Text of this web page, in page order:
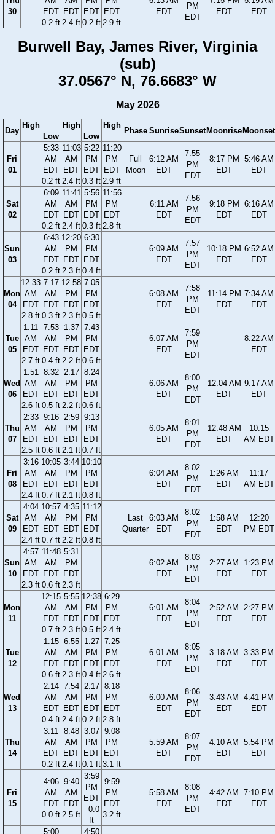
30
EDT
0.2 ft
EDT
2.4 ft
EDT
0.2 ft
EDT
2.9 ft
EDT
PM
EDT
EDT
EDT
Burwell Bay, James River, Virginia
(sub)
37.0567° N, 76.6683° W
May 2026
Day
High
Low
High
Low
High
Phase SunriseSunset Moonrise Moonset
Fri
01
5:33
AM
EDT
0.2 ft
11:03
AM
EDT
2.4 ft
5:22
PM
EDT
0.3 ft
11:20
PM
EDT
2.9 ft
Full
Moon
6:12 AM
EDT
7:55
PM
EDT
8:17 PM
EDT
5:46 AM
EDT
Sat
02
6:09
AM
EDT
0.2 ft
11:41
AM
EDT
2.4 ft
5:56
PM
EDT
0.3 ft
11:56
PM
EDT
2.8 ft
6:11 AM
EDT
7:56
PM
EDT
9:18 PM
EDT
6:16 AM
EDT
Sun
03
6:43
AM
EDT
0.2 ft
12:20
PM
EDT
2.3 ft
6:30
PM
EDT
0.4 ft
6:09 AM
EDT
7:57
PM
EDT
10:18 PM
EDT
6:52 AM
EDT
Mon
04
12:33
AM
EDT
2.8 ft
7:17
AM
EDT
0.3 ft
12:58
PM
EDT
2.3 ft
7:05
PM
EDT
0.5 ft
6:08 AM
EDT
7:58
PM
EDT
11:14 PM
EDT
7:34 AM
EDT
Tue
05
1:11
AM
EDT
2.7 ft
7:53
AM
EDT
0.4 ft
1:37
PM
EDT
2.2 ft
7:43
PM
EDT
0.6 ft
6:07 AM
EDT
7:59
PM
EDT
8:22 AM
EDT
Wed
06
1:51
AM
EDT
2.6 ft
8:32
AM
EDT
0.5 ft
2:17
PM
EDT
2.2 ft
8:24
PM
EDT
0.6 ft
6:06 AM
EDT
8:00
PM
EDT
12:04 AM
EDT
9:17 AM
EDT
Thu
07
2:33
AM
EDT
2.5 ft
9:16
AM
EDT
0.6 ft
2:59
PM
EDT
2.1 ft
9:13
PM
EDT
0.7 ft
6:05 AM
EDT
8:01
PM
EDT
12:48 AM
EDT
10:15
AM EDT
Fri
08
3:16
AM
EDT
2.4 ft
10:05
AM
EDT
0.7 ft
3:44
PM
EDT
2.1 ft
10:10
PM
EDT
0.8 ft
6:04 AM
EDT
8:02
PM
EDT
1:26 AM
EDT
11:17
AM EDT
Sat
09
4:04
AM
EDT
2.4 ft
10:57
AM
EDT
0.7 ft
4:35
PM
EDT
2.2 ft
11:12
PM
EDT
0.8 ft
Last
Quarter
6:03 AM
EDT
8:02
PM
EDT
1:58 AM
EDT
12:20
PM EDT
Sun
10
4:57
AM
EDT
2.3 ft
11:48
AM
EDT
0.6 ft
5:31
PM
EDT
2.3 ft
6:02 AM
EDT
8:03
PM
EDT
2:27 AM
EDT
1:23 PM
EDT
Mon
11
12:15
AM
EDT
0.7 ft
5:55
AM
EDT
2.3 ft
12:38
PM
EDT
0.5 ft
6:29
PM
EDT
2.4 ft
6:01 AM
EDT
8:04
PM
EDT
2:52 AM
EDT
2:27 PM
EDT
Tue
12
1:15
AM
EDT
0.6 ft
6:55
AM
EDT
2.3 ft
1:27
PM
EDT
0.4 ft
7:25
PM
EDT
2.6 ft
6:01 AM
EDT
8:05
PM
EDT
3:18 AM
EDT
3:33 PM
EDT
Wed
13
2:14
AM
EDT
0.4 ft
7:54
AM
EDT
2.4 ft
2:17
PM
EDT
0.2 ft
8:18
PM
EDT
2.8 ft
6:00 AM
EDT
8:06
PM
EDT
3:43 AM
EDT
4:41 PM
EDT
Thu
14
3:11
AM
EDT
0.2 ft
8:48
AM
EDT
2.4 ft
3:07
PM
EDT
0.1 ft
9:08
PM
EDT
3.1 ft
5:59 AM
EDT
8:07
PM
EDT
4:10 AM
EDT
5:54 PM
EDT
Fri
15
4:06
AM
EDT
0.0 ft
9:40
AM
EDT
2.5 ft
3:59
PM
EDT
−0.0
ft
9:59
PM
EDT
3.2 ft
5:58 AM
EDT
8:08
PM
EDT
4:42 AM
EDT
7:10 PM
EDT
5:00
4:50